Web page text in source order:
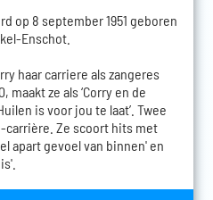
op 8 september 1951 geboren
Enschot.
haar carriere als zangeres
maakt ze als ‘Corry en de
is voor jou te laat’. Twee
carrière. Ze scoort hits met
apart gevoel van binnen' en